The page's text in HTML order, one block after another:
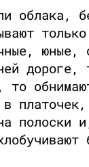
облака,
юные,
дороге,
то
в
полоски